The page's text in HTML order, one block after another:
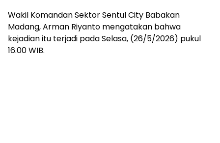
Wakil Komandan Sektor Sentul City Babakan
Madang, Arman Riyanto mengatakan bahwa
kejadian itu terjadi pada Selasa, (26/5/2026) pukul
16.00 WIB.